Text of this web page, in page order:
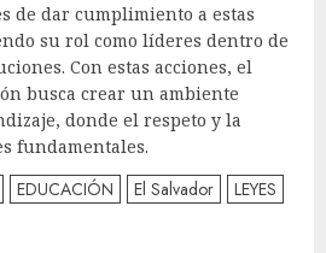
de dar cumplimiento a estas
su rol como líderes dentro de
Con estas acciones, el
busca crear un ambiente
donde el respeto y la
fundamentales.
EDUCACIÓN El Salvador
LEYES